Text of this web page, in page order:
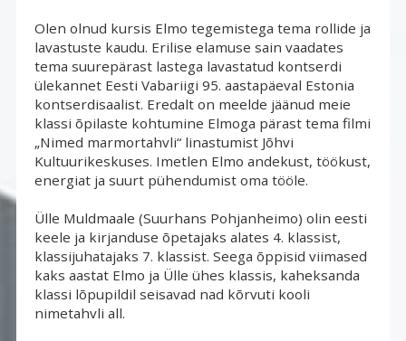
Olen olnud kursis Elmo tegemistega tema rollide ja
lavastuste kaudu. Erilise elamuse sain vaadates
tema suurepärast lastega lavastatud kontserdi
ülekannet Eesti Vabariigi 95. aastapäeval Estonia
kontserdisaalist. Eredalt on meelde jäänud meie
klassi õpilaste kohtumine Elmoga pärast tema filmi
„Nimed marmortahvli“ linastumist Jõhvi
Kultuurikeskuses. Imetlen Elmo andekust, töökust,
energiat ja suurt pühendumist oma tööle.
Ülle Muldmaale (Suurhans Pohjanheimo) olin eesti
keele ja kirjanduse õpetajaks alates 4. klassist,
klassijuhatajaks 7. klassist. Seega õppisid viimased
kaks aastat Elmo ja Ülle ühes klassis, kaheksanda
klassi lõpupildil seisavad nad kõrvuti kooli
nimetahvli all.